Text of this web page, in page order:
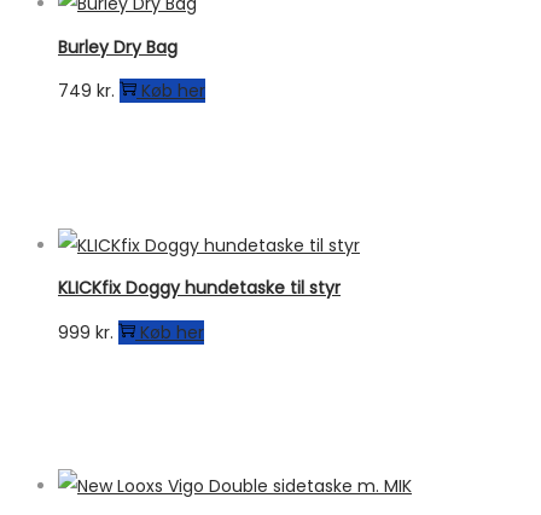
Burley Dry Bag
749 kr. Køb her
KLICKfix Doggy hundetaske til styr
999 kr. Køb her